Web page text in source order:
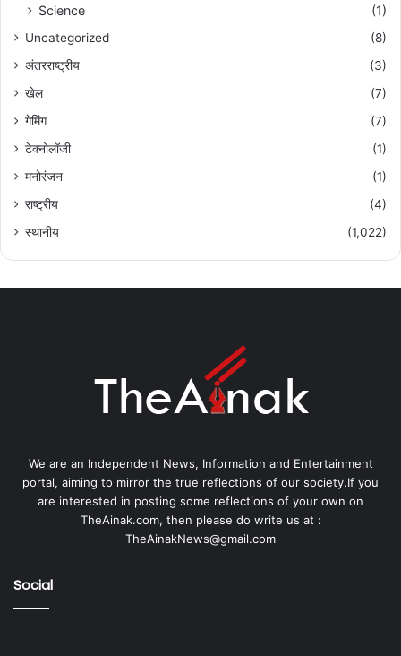
Science (1)
Uncategorized
(8)
अंतरराष्ट्रीय
(3)
खेल
(7)
गेमिंग
(7)
टेक्नोलॉजी
(1)
मनोरंजन
(1)
राष्ट्रीय
(4)
स्थानीय
(1,022)
We are an Independent News, Information and Entertainment
portal, aiming to mirror the true reflections of our society.If you
are interested in posting some reflections of your own on
TheAinak.com, then please do write us at :
TheAinakNews@gmail.com
Social